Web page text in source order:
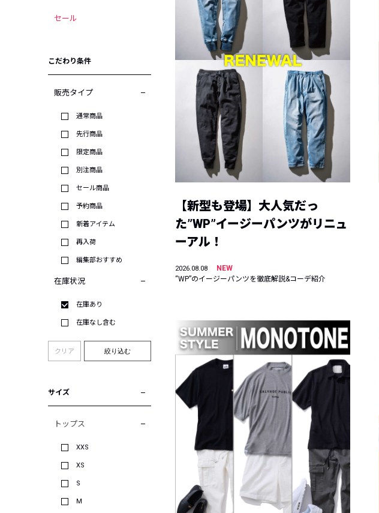
セール
こだわり条件
販売タイプ
通常商品
先行商品
限定商品
別注商品
セール商品
予約商品
新着アイテム
再入荷
編集部おすすめ
在庫状況
在庫あり
在庫なし含む
クリア 絞り込む
サイズ
トップス
XXS
XS
S
M
【新型も登場】大人気だっ
た”WP”イージーパンツがリニュ
ーアル！
2026.08.08
NEW
“WP”のイージーパンツを徹底解説&コーデ紹介